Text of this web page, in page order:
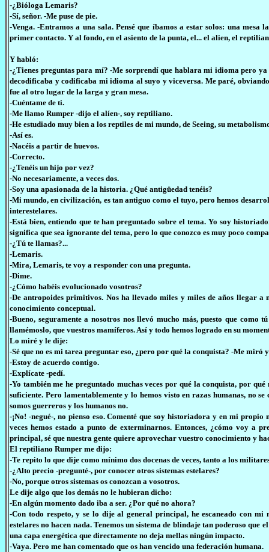
-¿Bióloga Lemaris?
-Sí, señor. -Me puse de pie.
-Venga. -Entramos a una sala. Pensé que íbamos a estar solos: una
primer contacto. Y al fondo, en el asiento de la punta, el... el alien, el
Y habló:
-¿Tienes preguntas para mí? -Me sorprendí que hablara mi idioma pero
decodificaba y codificaba mi idioma al suyo y viceversa. Me paré,
fue al otro lugar de la larga y gran mesa.
-Cuéntame de ti.
-Me llamo Rumper -dijo el alíen-, soy reptiliano.
-He estudiado muy bien a los reptiles de mi mundo, de Seeing, su
-Así es.
-Nacéis a partir de huevos.
-Correcto.
-¿Tenéis un hijo por vez?
-No necesariamente, a veces dos.
-Soy una apasionada de la historia. ¿Qué antigüedad tenéis?
-Mi mundo, en civilización, es tan antiguo como el tuyo, pero hemos
interestelares.
-Está bien, entiendo que te han preguntado sobre el tema. Yo soy
significa que sea ignorante del tema, pero lo que conozco es muy poco
-¿Tú te llamas?...
-Lemaris.
-Mira, Lemaris, te voy a responder con una pregunta.
-Dime.
-¿Cómo habéis evolucionado vosotros?
-De antropoides primitivos. Nos ha llevado miles y miles de años llegar
conocimiento conceptual.
-Bueno, seguramente a nosotros nos llevó mucho más, puesto que
llamémoslo, que vuestros mamíferos. Así y todo hemos logrado en su
Lo miré y le dije:
-Sé que no es mi tarea preguntar eso, ¿pero por qué la conquista? -Me miró
-Estoy de acuerdo contigo.
-Explícate -pedí.
-Yo también me he preguntado muchas veces por qué la conquista, por
suficiente. Pero lamentablemente y lo hemos visto en razas humanas, no
somos guerreros y los humanos no.
-¡No! -negué-, no pienso eso. Comenté que soy historiadora y en mi
veces hemos estado a punto de exterminarnos. Entonces, ¿cómo voy a
principal, sé que nuestra gente quiere aprovechar vuestro conocimiento y
El reptiliano Rumper me dijo:
-Te repito lo que dije como mínimo dos docenas de veces, tanto a los
-¿Alto precio -pregunté-, por conocer otros sistemas estelares?
-No, porque otros sistemas os conozcan a vosotros.
Le dije algo que los demás no le hubieran dicho:
-En algún momento dado iba a ser. ¿Por qué no ahora?
-Con todo respeto, y se lo dije al general principal, he escaneado con mi
estelares no hacen nada. Tenemos un sistema de blindaje tan poderoso
una capa energética que directamente no deja mellas ningún impacto.
-Vaya. Pero me han comentado que os han vencido una federación humana.